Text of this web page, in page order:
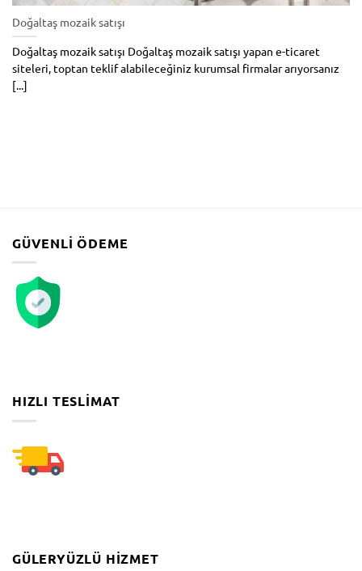
Doğaltaş mozaik satışı
Doğaltaş mozaik satışı Doğaltaş mozaik satışı yapan e-ticaret
siteleri, toptan teklif alabileceğiniz kurumsal firmalar arıyorsanız
[...]
GÜVENLI ÖDEME
HIZLI TESLIMAT
GÜLERYÜZLÜ HIZMET